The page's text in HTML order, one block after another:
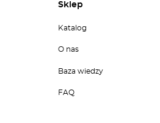
Sklep
Katalog
O nas
Baza wiedzy
FAQ